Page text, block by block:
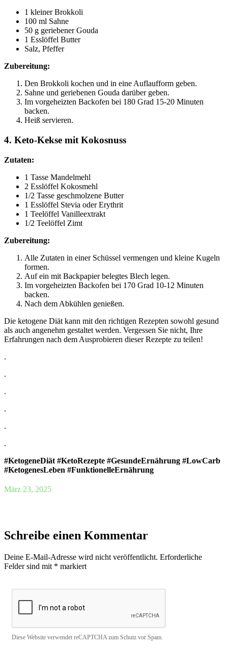
1 kleiner Brokkoli
100 ml Sahne
50 g geriebener Gouda
1 Esslöffel Butter
Salz, Pfeffer
Zubereitung:
Den Brokkoli kochen und in eine Auflaufform geben.
Sahne und geriebenen Gouda darüber geben.
Im vorgeheizten Backofen bei 180 Grad 15-20 Minuten
backen.
Heiß servieren.
4. Keto-Kekse mit Kokosnuss
Zutaten:
1 Tasse Mandelmehl
2 Esslöffel Kokosmehl
1/2 Tasse geschmolzene Butter
1 Esslöffel Stevia oder Erythrit
1 Teelöffel Vanilleextrakt
1/2 Teelöffel Zimt
Zubereitung:
Alle Zutaten in einer Schüssel vermengen und kleine Kugeln
formen.
Auf ein mit Backpapier belegtes Blech legen.
Im vorgeheizten Backofen bei 170 Grad 10-12 Minuten
backen.
Nach dem Abkühlen genießen.
Die ketogene Diät kann mit den richtigen Rezepten sowohl gesund
als auch angenehm gestaltet werden. Vergessen Sie nicht, Ihre
Erfahrungen nach dem Ausprobieren dieser Rezepte zu teilen!
.
.
.
.
.
.
#KetogeneDiät #KetoRezepte #GesundeErnährung #LowCarb
#KetogenesLeben #FunktionelleErnährung
März 23, 2025
Schreibe einen Kommentar
Deine E-Mail-Adresse wird nicht veröffentlicht. Erforderliche
Felder sind mit * markiert
Diese Website verwendet reCAPTCHA zum Schutz vor Spam.